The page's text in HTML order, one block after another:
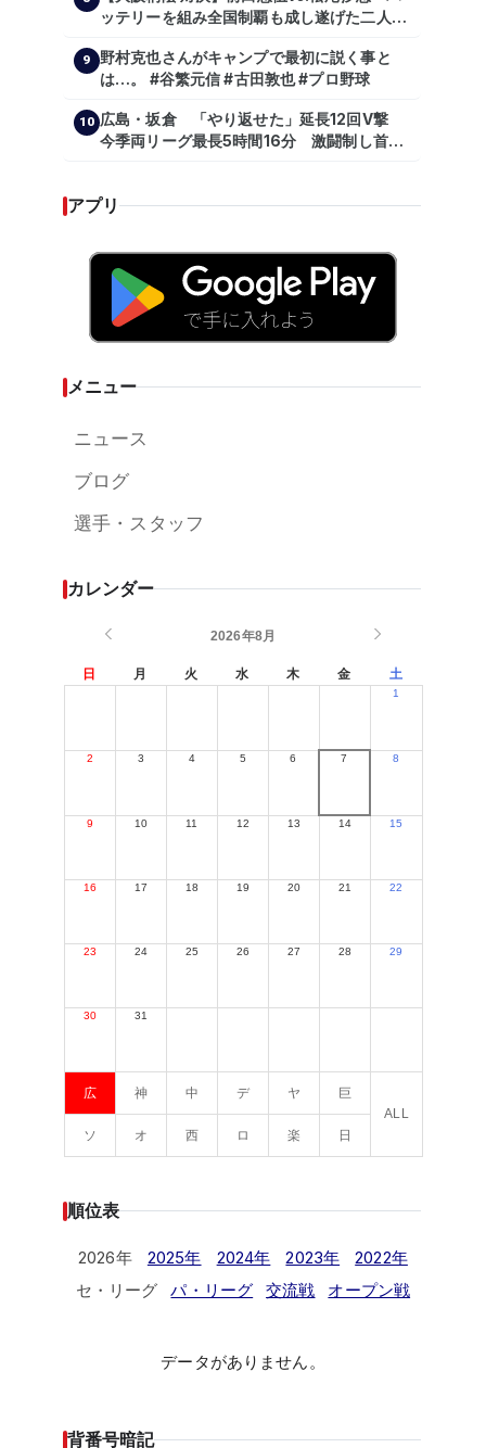
ッテリーを組み全国制覇も成し遂げた二人
9
野村克也さんがキャンプで最初に説く事と
は…。 #谷繁元信 #古田敦也 #プロ野球
10 広島・坂倉 「やり返せた」延長12回V撃
今季両リーグ最長5時間16分 激闘制し首位
アプリ
メニュー
ニュース
ブログ
選手・スタッフ
カレンダー
2026年8月
日 月 火 水 木 金 土
1
2 3 4 5 6 7 8
9 10 11 12 13 14 15
16 17 18 19 20 21 22
23 24 25 26 27 28 29
30 31
広 神 中 デ ヤ
巨
ALL
ソ
オ 西 ロ 楽 日
順位表
2026年 2025年 2024年 2023年
2022年
セ・リーグ
パ・リーグ 交流戦 オープン戦
データがありません。
背番号暗記